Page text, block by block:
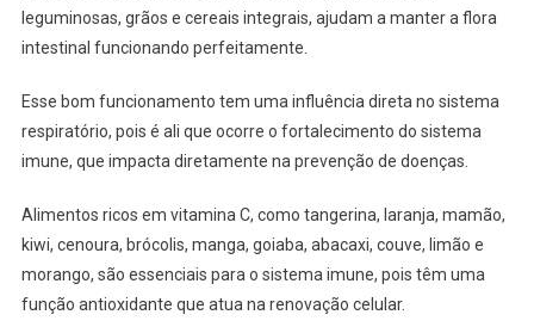
leguminosas, grãos e cereais integrais, ajudam a manter a flora
intestinal funcionando perfeitamente.
Esse bom funcionamento tem uma influência direta no sistema
respiratório, pois é ali que ocorre o fortalecimento do sistema
imune, que impacta diretamente na prevenção de doenças.
Alimentos ricos em vitamina C, como tangerina, laranja, mamão,
kiwi, cenoura, brócolis, manga, goiaba, abacaxi, couve, limão e
morango, são essenciais para o sistema imune, pois têm uma
função antioxidante que atua na renovação celular.